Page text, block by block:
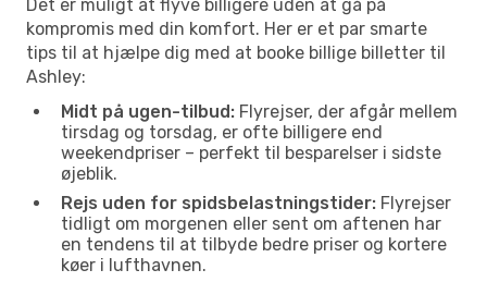
Det er muligt at flyve billigere uden at gå på
kompromis med din komfort. Her er et par smarte
tips til at hjælpe dig med at booke billige billetter til
Ashley:
Midt på ugen-tilbud: Flyrejser, der afgår mellem
tirsdag og torsdag, er ofte billigere end
weekendpriser – perfekt til besparelser i sidste
øjeblik.
Rejs uden for spidsbelastningstider: Flyrejser
tidligt om morgenen eller sent om aftenen har
en tendens til at tilbyde bedre priser og kortere
køer i lufthavnen.